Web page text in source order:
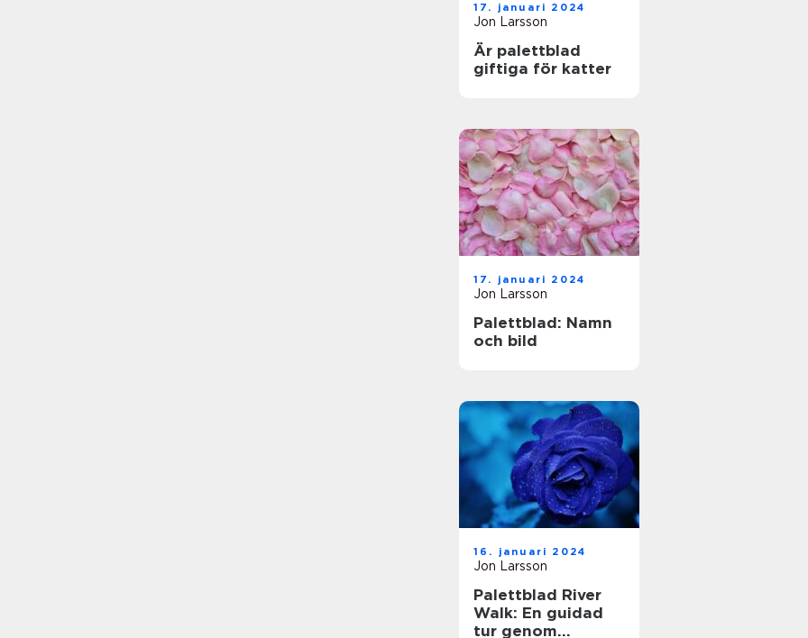
17. januari 2024
Jon Larsson
Är palettblad
giftiga för katter
17. januari 2024
Jon Larsson
Palettblad: Namn
och bild
16. januari 2024
Jon Larsson
Palettblad River
Walk: En guidad
tur genom